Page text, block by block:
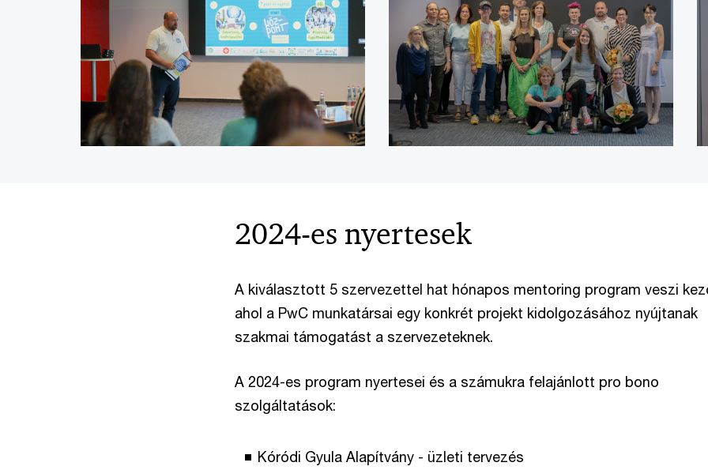
2024-es nyertesek
A kiválasztott 5 szervezettel hat hónapos mentoring program veszi
ahol a PwC munkatársai egy konkrét projekt kidolgozásához nyújtanak
szakmai támogatást a szervezeteknek.
A 2024-es program nyertesei és a számukra felajánlott pro bono
szolgáltatások:
Kóródi Gyula Alapítvány - üzleti tervezés